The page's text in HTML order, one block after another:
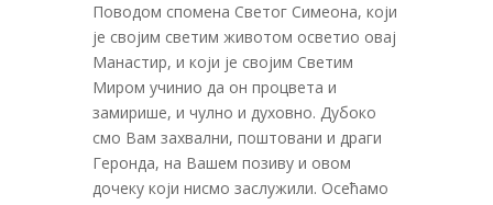
Поводом спомена Светог Симеона, који
је својим светим животом осветио овај
Манастир, и који је својим Светим
Миром учинио да он процвета и
замирише, и чулно и духовно. Дубоко
смо Вам захвални, поштовани и драги
Геронда, на Вашем позиву и овом
дочеку који нисмо заслужили. Осећамо